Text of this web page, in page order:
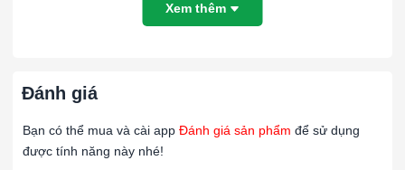
Đầu nối số lượng lớn, kích thước 1 ”, kết
BHC25DD
Xem thêm
Đánh giá
Bạn có thể mua và cài app Đánh giá sản phẩm để sử dụng
được tính năng này nhé!